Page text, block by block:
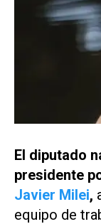
El diputado
presidente
Javier Milei,
equipo de